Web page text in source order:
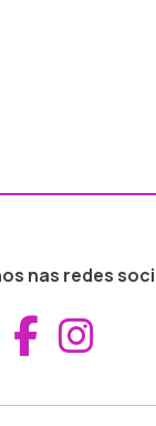
nas redes